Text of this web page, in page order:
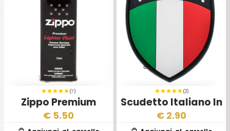
(7)
Zippo Premium
Fluido di Ricarica
€ 5.50
(2)
Scudetto Italiano In
Gomma
€ 2.90